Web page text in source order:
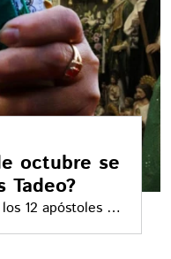
octubre se
Tadeo?
12 apóstoles de
Cristo